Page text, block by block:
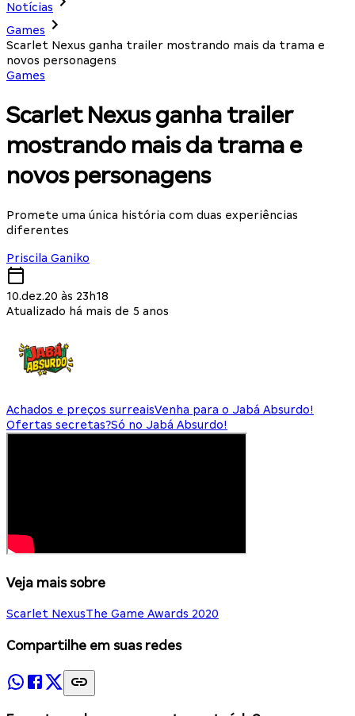
Notícias
Games
Scarlet Nexus ganha trailer mostrando mais da trama e
novos personagens
Games
Scarlet Nexus ganha trailer
mostrando mais da trama e
novos personagens
Promete uma única história com duas experiências
diferentes
Priscila Ganiko
10.dez.20 às 23h18
Atualizado há mais de 5 anos
Achados e preços surreaisVenha para o Jabá Absurdo!
Ofertas secretas?Só no Jabá Absurdo!
Veja mais sobre
Scarlet NexusThe Game Awards 2020
Compartilhe em suas redes